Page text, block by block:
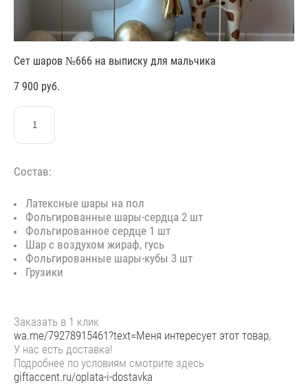
Сет шаров №666 на выписку для мальчика
7 900 pуб.
Состав:
Латексные шары на пол
Фольгированные шары-сердца 2 шт
Фольгированное сердце 1 шт
Шар с воздухом жираф, гусь
Фольгированные шары-кубы 3 шт
Грузики
Заказать в 1 клик
wa.me/79278915461?text=Меня интересует этот товар,
У нас есть доставка!
Подробнее по условиям смотрите здесь
giftaccent.ru/oplata-i-dostavka